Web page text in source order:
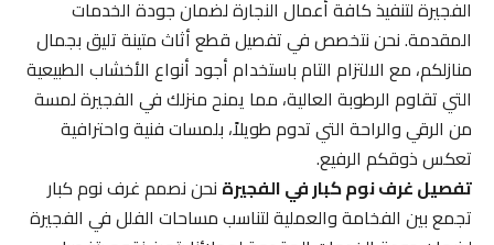
الفجيرة لتنفيذ كافة أعمال النجارة لضمان جودة الخدمات
المقدمة. نحن نتخصص في تفصيل قطع أثاث متينة تليق بجمال
منازلكم، مع الالتزام التام باستخدام أجود أنواع الأخشاب الطبيعية
التي تقاوم الرطوبة العالية، مما يمنح منزلك في الفجيرة لمسة
من الرقي والراحة التي تدوم طويلاً، بلمسات فنية واحترافية
تعكس ذوقكم الرفيع.
تفصيل غرف نوم كبار في الفجيرةنحن نصمم غرف نوم كبار
تجمع بين الفخامة والعملية لتناسب مساحات الفلل في الفجيرة